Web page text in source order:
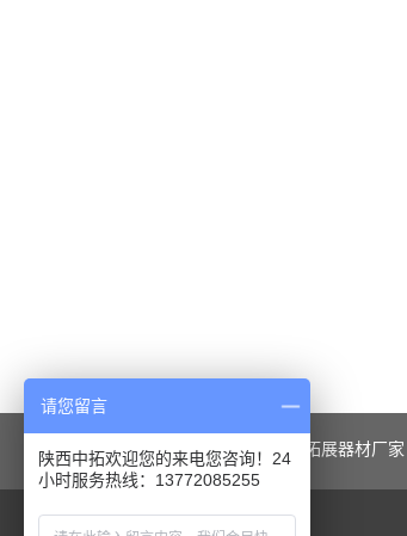
陕西中拓核心业务: 户外拓展器材厂家
请您留言
陕西中拓欢迎您的来电您咨询！24
小时服务热线：13772085255